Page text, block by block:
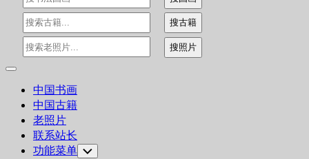
Expand
中国书画
中国古籍
老照片
联系站长
功能菜单 Toggle